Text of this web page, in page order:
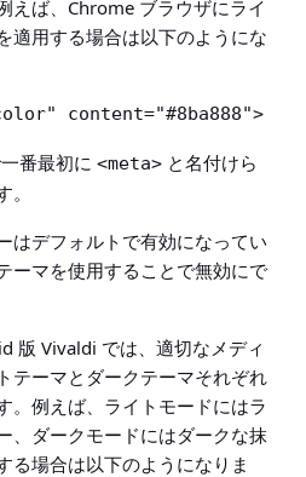
えば、Chrome ブラウザにライ
適用する場合は以下のようにな
content="#8ba888">
番最初に <meta> と名付けら
はデフォルトで有効になってい
ーマを使用することで無効にで
版 Vivaldi では、適切なメディ
テーマとダークテーマそれぞれ
。例えば、ライトモードにはラ
、ダークモードにはダークな抹
る場合は以下のようになりま